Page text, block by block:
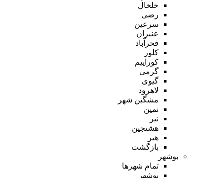
خلخال
رضی
سرعین
عنبران
فخرآباد
کلور
کوراییم
گرمی
گیوی
لاهرود
مشگین شهر
نمین
نیر
هشتجین
هیر
بازگشت
بوشهر
تمام شهر‌ها
بوشهر